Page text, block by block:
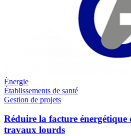
Énergie
Établissements de santé
Gestion de projets
Réduire la facture énergétique
travaux lourds